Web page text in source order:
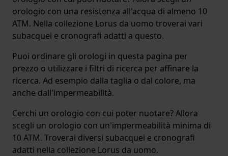
orologio con una resistenza all'acqua di almeno 10
ATM. Nella collezione Lorus da uomo troverai vari
subacquei e cronografi adatti a questo.
Puoi ordinare gli orologi in questa pagina per
prezzo o utilizzare i filtri di ricerca per affinare la
ricerca. Ad esempio dalla taglia o dal colore, ma
anche dall'impermeabilità.
Cerchi un orologio con cui poter nuotare? Allora
scegli un orologio con un'impermeabilità minima di
10 ATM. Troverai diversi subacquei e cronografi
adatti nella collezione Lorus da uomo.